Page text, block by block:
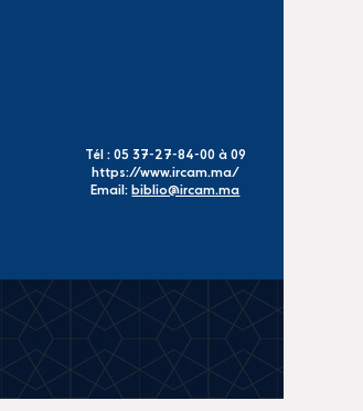
Tél : 05 37-27-84-00 à 09
https://www.ircam.ma/
Email: biblio@ircam.ma